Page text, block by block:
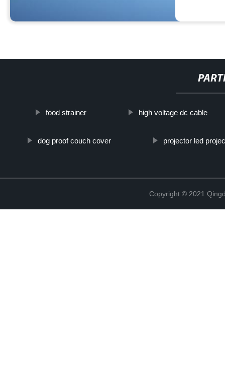
food strainer high voltage dc cable
dog proof couch cover projector led
Copyright © 2021